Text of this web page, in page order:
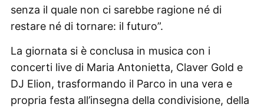
senza il quale non ci sarebbe ragione né di
restare né di tornare: il futuro”.
La giornata si è conclusa in musica con i
concerti live di Maria Antonietta, Claver Gold e
DJ Elion, trasformando il Parco in una vera e
propria festa all’insegna della condivisione, della